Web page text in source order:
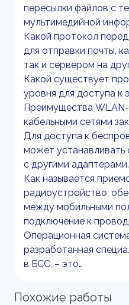
пересылки файлов с
мультимедийной
Какой протокол
для отправки почты,
так и сервером на
Какой существует
уровня для доступа к
Преимущества
кабельными сетями
Для доступа к
может устанавливать
с другими адаптерами.
Как называется
радиоустройство,
между мобильными
подключение к
Операционная
разработанная
в БСС, – это…
Похожие работы